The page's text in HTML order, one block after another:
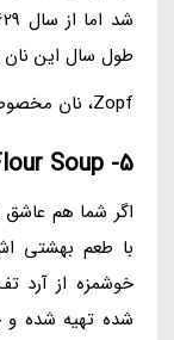
طول سال این نان
Zopf، نان مخصوص سوئیس
5- Roasted Flour Soup، برای هواداران سوپ
اگر شما هم
با طعم بهشتی
خوشمزه از آرد
شده تهیه شده و